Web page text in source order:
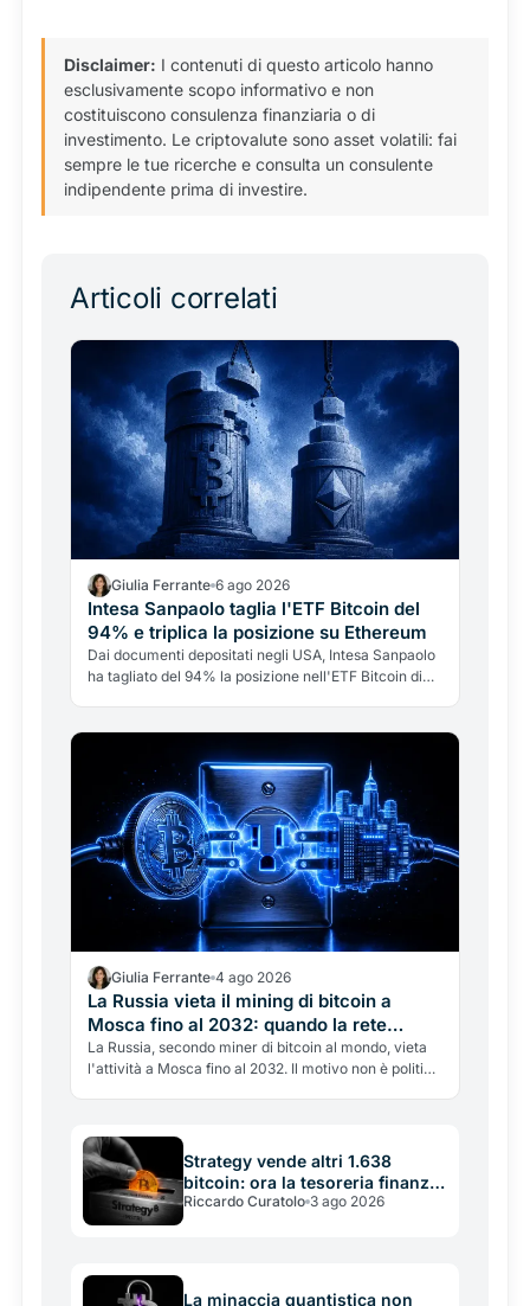
Disclaimer: I contenuti di questo articolo hanno
esclusivamente scopo informativo e non
costituiscono consulenza finanziaria o di
investimento. Le criptovalute sono asset volatili: fai
sempre le tue ricerche e consulta un consulente
indipendente prima di investire.
Articoli correlati
Giulia Ferrante 6 ago 2026
Intesa Sanpaolo taglia l'ETF Bitcoin del
94% e triplica la posizione su Ethereum
Dai documenti depositati negli USA, Intesa Sanpaolo
ha tagliato del 94% la posizione nell'ETF Bitcoin di
Giulia Ferrante 4 ago 2026
La Russia vieta il mining di bitcoin a
Mosca fino al 2032: quando la rete
elettrica batte le crypto
La Russia, secondo miner di bitcoin al mondo, vieta
l'attività a Mosca fino al 2032. Il motivo non è politico
Strategy vende altri 1.638
bitcoin: ora la tesoreria finanzia
se stessa
Riccardo Curatolo 3 ago 2026
La minaccia quantistica non